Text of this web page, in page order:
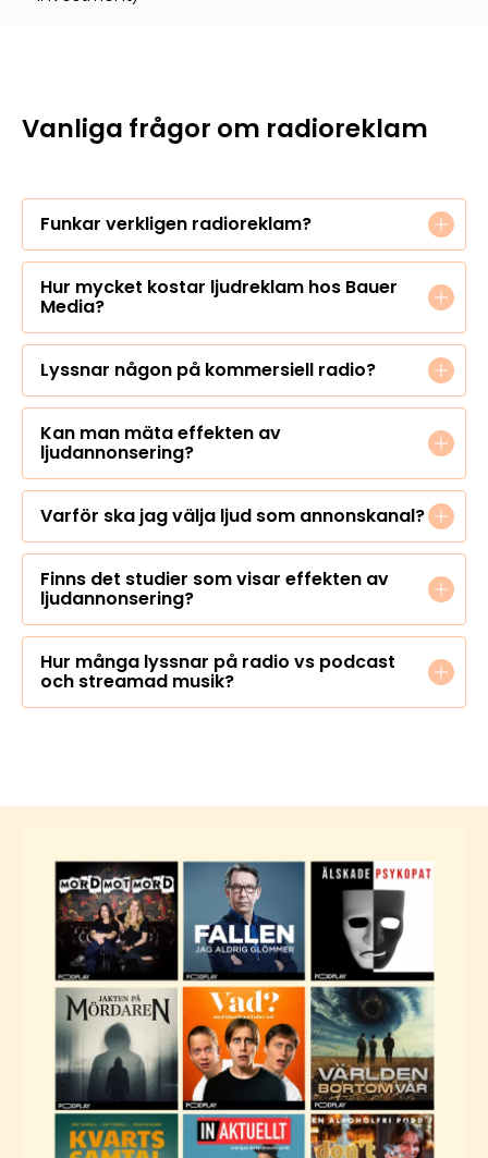
Vanliga frågor om radioreklam
Funkar verkligen radioreklam?
Hur mycket kostar ljudreklam hos Bauer
Media?
Lyssnar någon på kommersiell radio?
Kan man mäta effekten av
ljudannonsering?
Varför ska jag välja ljud som annonskanal?
Finns det studier som visar effekten av
ljudannonsering?
Hur många lyssnar på radio vs podcast
och streamad musik?